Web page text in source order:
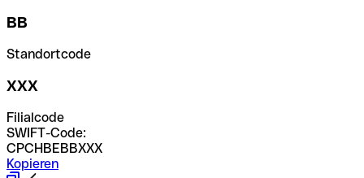
BB
Standortcode
XXX
Filialcode
SWIFT-Code:
CPCHBEBBXXX
Kopieren